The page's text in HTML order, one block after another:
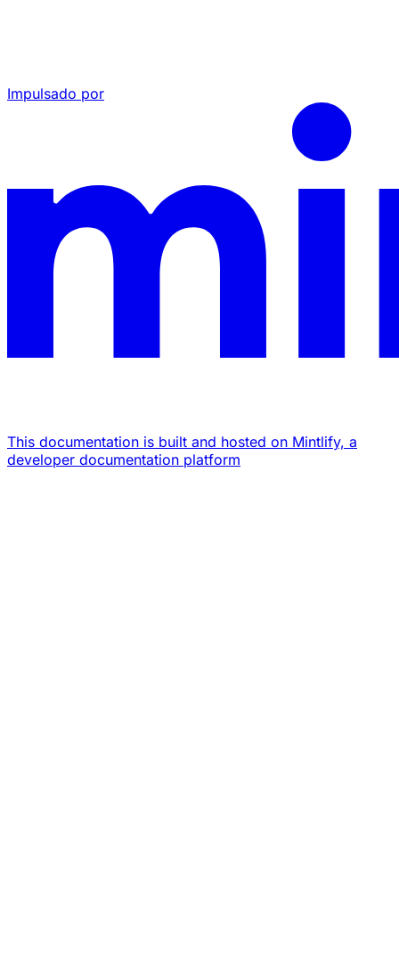
Impulsado por
This documentation is built and hosted on Mintlify, a
developer documentation platform